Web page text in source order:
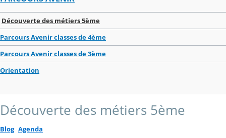
Découverte des métiers 5ème
Parcours Avenir classes de 4ème
Parcours Avenir classes de 3ème
Orientation
Découverte des métiers 5ème
Blog Agenda